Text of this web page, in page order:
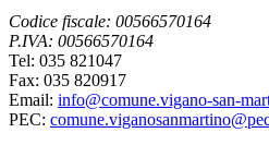
Codice fiscale: 00566570164
P.IVA: 00566570164
Tel: 035 821047
Fax: 035 820917
Email: info@comune.vigano-san-
PEC: